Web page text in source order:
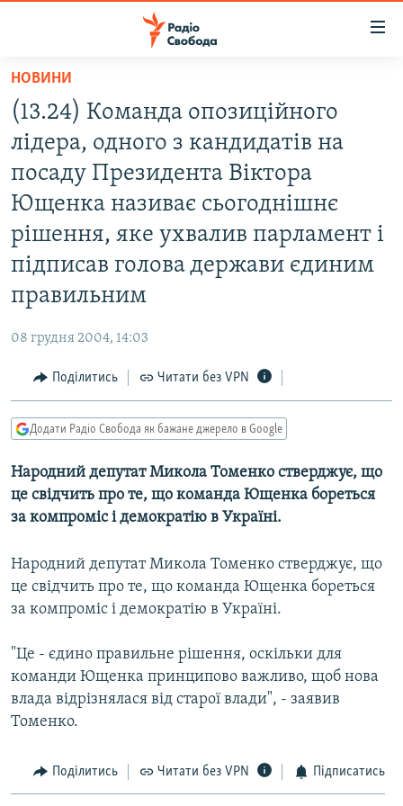
Перейти
основного
матеріалу
Перейти
до
основної
навігації
Перейти
до
пошуку
РАДІО СВОБОДА – 70 РОКІВ
ВСЕ ЗА ДОБУ
СТАТТІ
СУСПІЛЬСТВО
КУЛЬТУРА
СВІТ
ВІЙНА
РОСІЙСЬКА «ФІЛЬТРАЦІЯ»
ДОНБАС.РЕАЛІЇ
КРИМ.РЕАЛІЇ
КИТАЙ.ВИКЛИКИ
МУЛЬТИМЕДІА
СПЕЦПРОЄКТИ
ПОДКАСТИ
КРИМ РЕАЛІЇ
РУС
КТАТ
ДОЛУЧАЙСЯ!
НОВИНИ
(13.24) Команда опозиційного
лідера, одного з кандидатів на
посаду Президента Віктора
Ющенка називає сьогоднішнє
рішення, яке ухвалив парламент і
підписав голова держави єдиним
правильним
08 грудня 2004, 14:03
Поділитись Читати без VPN
Додати Радіо Свобода як бажане джерело в Google
Народний депутат Микола Томенко стверджує, що
це свідчить про те, що команда Ющенка бореться
за компромiс i демократiю в Українi.
Народний депутат Микола Томенко стверджує, що
це свідчить про те, що команда Ющенка бореться
за компромiс i демократiю в Українi.
"Це - єдино правильне рiшення, оскiльки для
команди Ющенка принципово важливо, щоб нова
влада вiдрiзнялася вiд старої влади", - заявив
Томенко.
Поділитись Читати без VPN Підписатись